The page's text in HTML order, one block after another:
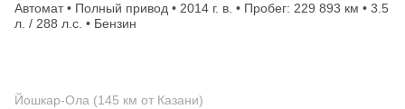
Автомат • Полный привод • 2014 г. в. • Пробег: 229 893 км • 3.5
л. / 288 л.с. • Бензин
Йошкар-Ола (145 км от Казани)